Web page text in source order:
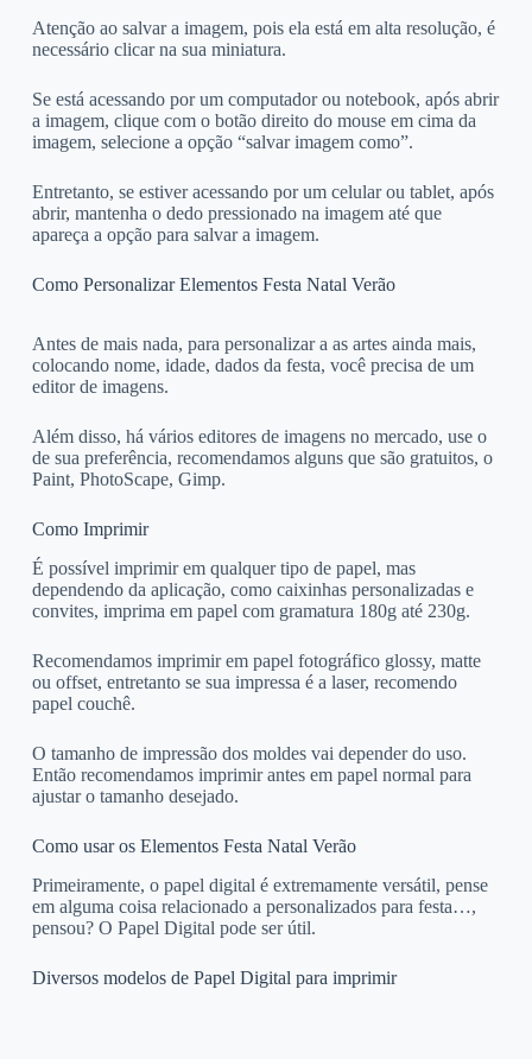
Atenção ao salvar a imagem, pois ela está em alta resolução, é
necessário clicar na sua miniatura.
Se está acessando por um computador ou notebook, após abrir
a imagem, clique com o botão direito do mouse em cima da
imagem, selecione a opção “salvar imagem como”.
Entretanto, se estiver acessando por um celular ou tablet, após
abrir, mantenha o dedo pressionado na imagem até que
apareça a opção para salvar a imagem.
Como Personalizar Elementos Festa Natal Verão
Antes de mais nada, para personalizar a as artes ainda mais,
colocando nome, idade, dados da festa, você precisa de um
editor de imagens.
Além disso, há vários editores de imagens no mercado, use o
de sua preferência, recomendamos alguns que são gratuitos, o
Paint, PhotoScape, Gimp.
Como Imprimir
É possível imprimir em qualquer tipo de papel, mas
dependendo da aplicação, como caixinhas personalizadas e
convites, imprima em papel com gramatura 180g até 230g.
Recomendamos imprimir em papel fotográfico glossy, matte
ou offset, entretanto se sua impressa é a laser, recomendo
papel couchê.
O tamanho de impressão dos moldes vai depender do uso.
Então recomendamos imprimir antes em papel normal para
ajustar o tamanho desejado.
Como usar os Elementos Festa Natal Verão
Primeiramente, o papel digital é extremamente versátil, pense
em alguma coisa relacionado a personalizados para festa…,
pensou? O Papel Digital pode ser útil.
Diversos modelos de Papel Digital para imprimir